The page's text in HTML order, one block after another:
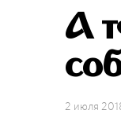
А
2 июля